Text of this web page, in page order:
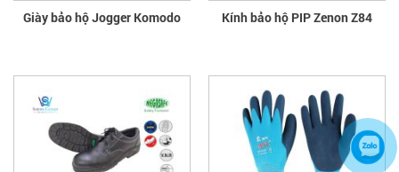
Giày bảo hộ Jogger Komodo Kính bảo hộ PIP Zenon Z84